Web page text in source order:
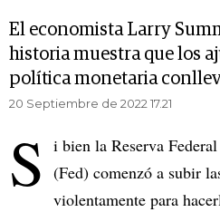
El economista Larry
historia muestra que los
política monetaria
20 Septiembre de 2022 17.21
S i bien la Reserva
(Fed) comenzó a subir
violentamente para